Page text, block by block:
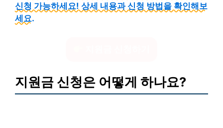
신청 가능하세요! 상세 내용과 신청 방법을 확인해보
세요.
지원금 신청은 어떻게 하나요?